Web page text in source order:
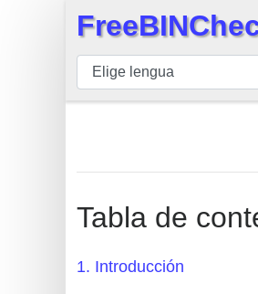
BIN
Inspector
BIN
Número
BIN
API
Tabla de
1. Introducción